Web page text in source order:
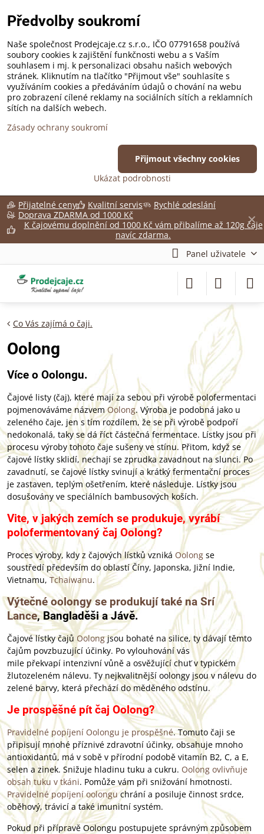
✕
Přijatelné ceny Kvalitní servis
Rychlé odeslání
Doprava ZDARMA od 1000 Kč
K čajovému doplnění od 1000 Kč vám přibalíme až 120g čaje
navíc zdarma.
Panel uživatele
Co Vás zajímá o čaji.
Oolong
Více o Oolongu.
Čajové listy (čaj), které mají za sebou při výrobě polofermentaci
pojmenováváme názvemOolong. Výroba je podobná jako u
zeleného čaje, jen s tím rozdílem, že se při výrobě podpoří
nedokonalá, taky se dá říct částečná fermentace. Lístky jsou při
procesu výroby tohoto čaje sušeny ve stínu. Přitom, když se
čajové lístky sklidí, nechají se zprudka zavadnout na slunci. Po
zavadnutí, se čajové lístky svinují a krátký fermentační proces
je zastaven, teplým ošetřením, které následuje. Lístky jsou
dosušovány ve speciálních bambusových koších.
Vite, v jakých zemích se produkuje, vyrábí
polofermentovaný čaj Oolong?
Proces výroby, kdy z čajových lístků vzniká Oolong se
soustředí především do oblastí Číny, Japonska, Jižní Indie,
Vietnamu,Tchaiwanu.
Výtečné oolongy se produkují také na Srí
Lance, Bangladěši a Jávě.
Čajové lístky čajůOolongjsou bohaté na silice, ty dávají těmto
čajům povzbuzující účinky. Po vylouhování vás
mile překvapí intenzivní vůně a osvěžující chuť v typickém
žlutozeleném nálevu. Ty nejkvalitnější oolongy jsou v nálevu do
zelené barvy, která přechází do měděného odstínu.
Je prospěšné pít čaj Oolong?
Pravidelné popíjení Oolongu je prospěšné. Tomuto čaji se
připisují mnohé příznivé zdravotní účinky, obsahuje mnoho
antioxidantů, má v sobě v přírodní podobě vitamín B2, C, a E,
selen a zinek. Snižuje hladinu tuku a cukru. Oolong ovlivňuje
obsah tuku v tkáni. Pomůže vám při snižování hmotnosti.
Pravidelné popíjení oolonguchrání a posiluje činnost srdce,
oběhový, trávicí a také imunitní systém.
Pokud při přípravě Oolongu postupujete správným způsobem
Předvolby soukromí
Naše společnost Prodejcaje.cz s.r.o., IČO 07791658 používá
soubory cookies k zajištění funkčnosti webu a s Vaším
souhlasem i mj. k personalizaci obsahu našich webových
stránek. Kliknutím na tlačítko "Přijmout vše" souhlasíte s
využíváním cookies a předáváním údajů o chování na webu
pro zobrazení cílené reklamy na sociálních sítích a reklamních
sítích na dalších webech.
Zásady ochrany soukromí
Ukázat podrobnosti
Přijmout všechny cookies